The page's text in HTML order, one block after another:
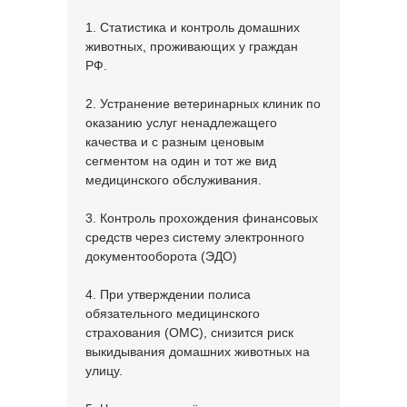
1. Статистика и контроль домашних
животных, проживающих у граждан
РФ.
2. Устранение ветеринарных клиник по
оказанию услуг ненадлежащего
качества и с разным ценовым
сегментом на один и тот же вид
медицинского обслуживания.
3. Контроль прохождения финансовых
средств через систему электронного
документооборота (ЭДО)
4. При утверждении полиса
обязательного медицинского
страхования (ОМС), снизится риск
выкидывания домашних животных на
улицу.